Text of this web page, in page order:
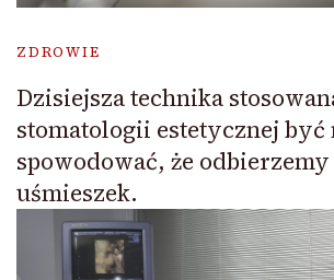
ZDROWIE
Dzisiejsza technika
stomatologii estetycznej być
spowodować, że
uśmieszek.